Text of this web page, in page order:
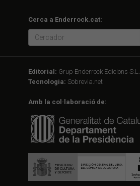
Cerca a Enderrock.cat:
Editorial: Grup Enderrock Edicions S.L.
Tecnologia: Sobrevia.net
Amb la col·laboració de: